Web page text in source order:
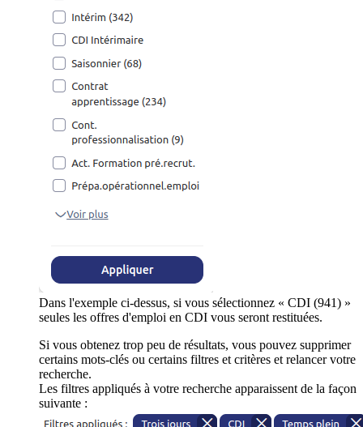
Dans l'exemple ci-dessus, si vous sélectionnez « CDI (941) »
seules les offres d'emploi en CDI vous seront restituées.
Si vous obtenez trop peu de résultats, vous pouvez supprimer
certains mots-clés ou certains filtres et critères et relancer votre
recherche.
Les filtres appliqués à votre recherche apparaissent de la façon
suivante :